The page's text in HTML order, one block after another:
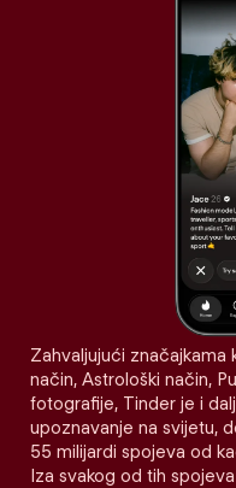
Zahvaljujući značajkama
način, Astrološki način,
fotografije, Tinder je i
upoznavanje na svijetu,
55 milijardi spojeva od
Iza svakog od tih